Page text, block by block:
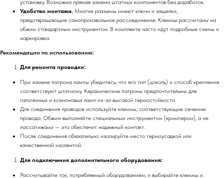
установку. Возможна прямая замена штатных компонентов без доработок.
Удобство монтажа. Многие разъемы имеют ключи и защелки,
предотвращающие самопроизвольное рассоединение. Клеммы рассчитаны на
обжим стандартным инструментом. В комплекте часто идут подробные схемы и
маркировка.
Рекомендации по использованию:
Для ремонта проводки:
При замене патрона лампы убедитесь, что его тип (цоколь) и способ крепления
соответствуют штатному. Керамические патроны предпочтительны для
галогенных и ксеноновых ламп из-за высокой термостойкости.
Для соединения проводов используйте клеммы, соответствующие сечению
провода. Обжим выполняйте специальным инструментом (кримпером), а не
пассатижами — это обеспечит надежный контакт.
После соединения обязательно изолируйте место термоусадкой или
качественной изолентой.
Для подключения дополнительного оборудования:
Рассчитывайте ток, потребляемый оборудованием, и выбирайте клеммы и